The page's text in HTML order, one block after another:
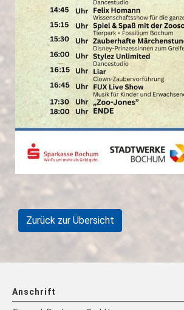
Zurück zur Übersicht
Anschrift